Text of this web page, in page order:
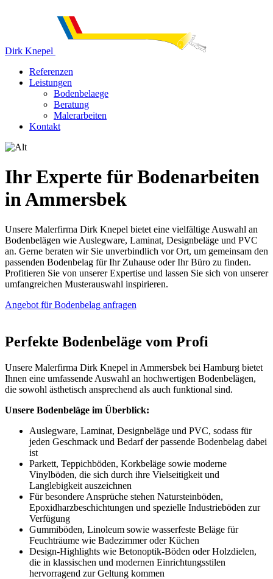
Dirk Knepel
Referenzen
Leistungen
Bodenbelaege
Beratung
Malerarbeiten
Kontakt
Ihr Experte für Bodenarbeiten
in Ammersbek
Unsere Malerfirma Dirk Knepel bietet eine vielfältige Auswahl an
Bodenbelägen wie Auslegware, Laminat, Designbeläge und PVC
an. Gerne beraten wir Sie unverbindlich vor Ort, um gemeinsam den
passenden Bodenbelag für Ihr Zuhause oder Ihr Büro zu finden.
Profitieren Sie von unserer Expertise und lassen Sie sich von unserer
umfangreichen Musterauswahl inspirieren.
Angebot für Bodenbelag anfragen
Perfekte Bodenbeläge vom Profi
Unsere Malerfirma Dirk Knepel in Ammersbek bei Hamburg bietet
Ihnen eine umfassende Auswahl an hochwertigen Bodenbelägen,
die sowohl ästhetisch ansprechend als auch funktional sind.
Unsere Bodenbeläge im Überblick:
Auslegware, Laminat, Designbeläge und PVC, sodass für
jeden Geschmack und Bedarf der passende Bodenbelag dabei
ist
Parkett, Teppichböden, Korkbeläge sowie moderne
Vinylböden, die sich durch ihre Vielseitigkeit und
Langlebigkeit auszeichnen
Für besondere Ansprüche stehen Natursteinböden,
Epoxidharzbeschichtungen und spezielle Industrieböden zur
Verfügung
Gummiböden, Linoleum sowie wasserfeste Beläge für
Feuchträume wie Badezimmer oder Küchen
Design-Highlights wie Betonoptik-Böden oder Holzdielen,
die in klassischen und modernen Einrichtungsstilen
hervorragend zur Geltung kommen